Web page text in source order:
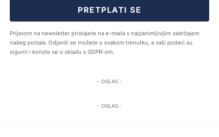
PRETPLATI SE
Prijavom na newsletter pristajete na e-maila s najzanimljivijim sadržajem
našeg portala. Odjaviti se možete u svakom trenutku, a vaši podaci su
sigurni i koriste se u skladu s GDPR-om.
- OGLAS -
- OGLAS -